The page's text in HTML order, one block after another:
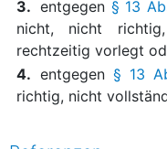
3. entgegen § 13
nicht, nicht
rechtzeitig vorlegt
4. entgegen § 13
richtig, nicht